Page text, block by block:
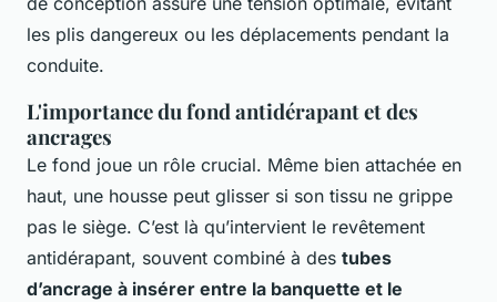
les plis dangereux ou les déplacements pendant la
conduite.
L'importance du fond antidérapant et des
ancrages
Le fond joue un rôle crucial. Même bien attachée en
haut, une housse peut glisser si son tissu ne grippe
pas le siège. C’est là qu’intervient le revêtement
antidérapant, souvent combiné à des tubes
d’ancrage à insérer entre la banquette et le